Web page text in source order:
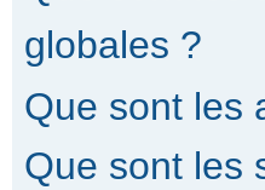
globales ?
Que sont les
Que sont les